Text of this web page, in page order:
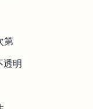
第
透明